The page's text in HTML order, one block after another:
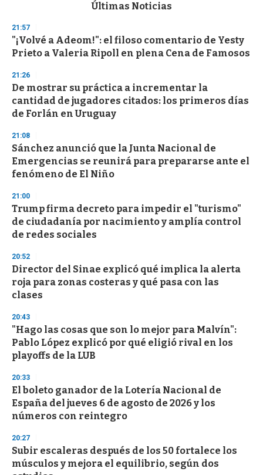
d
s
o
f
3
s
c
o
d
s
Últimas Noticias
21:57
"¡Volvé a Adeom!": el filoso comentario de Yesty
Prieto a Valeria Ripoll en plena Cena de Famosos
21:26
De mostrar su práctica a incrementar la
cantidad de jugadores citados: los primeros días
de Forlán en Uruguay
21:08
Sánchez anunció que la Junta Nacional de
Emergencias se reunirá para prepararse ante el
fenómeno de El Niño
21:00
Trump firma decreto para impedir el "turismo"
de ciudadanía por nacimiento y amplía control
de redes sociales
20:52
Director del Sinae explicó qué implica la alerta
roja para zonas costeras y qué pasa con las
clases
20:43
"Hago las cosas que son lo mejor para Malvín":
Pablo López explicó por qué eligió rival en los
playoffs de la LUB
20:33
El boleto ganador de la Lotería Nacional de
España del jueves 6 de agosto de 2026 y los
números con reintegro
20:27
Subir escaleras después de los 50 fortalece los
músculos y mejora el equilibrio, según dos